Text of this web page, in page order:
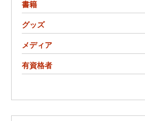
書籍
グッズ
メディア
有資格者